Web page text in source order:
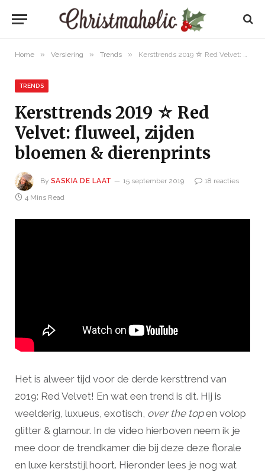
Home » Versiering » Trends » Kersttrends 2019 ☆ Red Velvet: fluweel, zijden bloemen & dierenprints
TRENDS
Kersttrends 2019 ☆ Red
Velvet: fluweel, zijden
bloemen & dierenprints
By SASKIA DE LAAT 15 september 2019
18 reacties
4 Mins Read
Het is alweer tijd voor de derde kersttrend van
2019: Red Velvet! En wat een trend is dit. Hij is
weelderig, luxueus, exotisch, over the topen volop
glitter & glamour. In de video hierboven neem ik je
mee door de trendkamer die bij deze deze florale
en luxe kerststijl hoort. Hieronder lees je nog wat